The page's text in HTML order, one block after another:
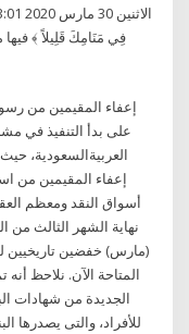
فِي مَنَامِكَ قَلِيلاً ﴾
إعفاء المقيمين من
على بدأ التنفيذ في
العربيةالسعودية،
إعفاء المقيمين من
أسواق النقد ومعظم
نهاية الشهر الثالث من
(مارس) خفضين تاريخيين
المتاحة الآن. نلاحظ
الجديدة من شهادات